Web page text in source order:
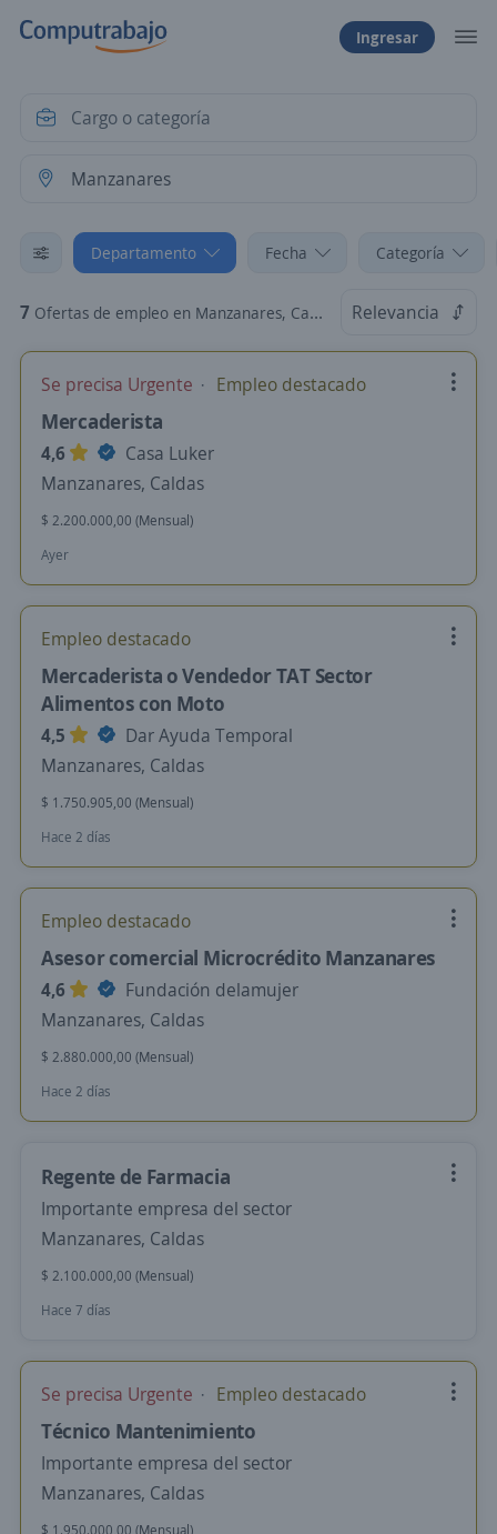
Ingresar
Departamento Fecha Categoría
7 Ofertas de empleo en Manzanares, Caldas Relevancia
Se precisa Urgente Empleo destacado
Mercaderista
4,6
Casa Luker
Manzanares, Caldas
$ 2.200.000,00 (Mensual)
Ayer
Empleo destacado
Mercaderista o Vendedor TAT Sector
Alimentos con Moto
4,5
Dar Ayuda Temporal
Manzanares, Caldas
$ 1.750.905,00 (Mensual)
Hace 2 días
Empleo destacado
Asesor comercial Microcrédito Manzanares
4,6
Fundación delamujer
Manzanares, Caldas
$ 2.880.000,00 (Mensual)
Hace 2 días
Regente de Farmacia
Importante empresa del sector
Manzanares, Caldas
$ 2.100.000,00 (Mensual)
Hace 7 días
Se precisa Urgente Empleo destacado
Técnico Mantenimiento
Importante empresa del sector
Manzanares, Caldas
$ 1.950.000,00 (Mensual)